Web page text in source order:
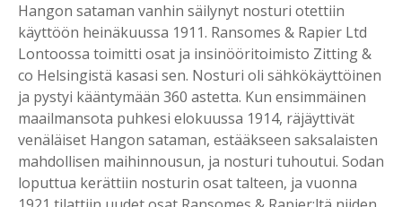
Hangon sataman vanhin säilynyt nosturi otettiin
käyttöön heinäkuussa 1911. Ransomes & Rapier Ltd
Lontoossa toimitti osat ja insinööritoimisto Zitting &
co Helsingistä kasasi sen. Nosturi oli sähkökäyttöinen
ja pystyi kääntymään 360 astetta. Kun ensimmäinen
maailmansota puhkesi elokuussa 1914, räjäyttivät
venäläiset Hangon sataman, estääkseen saksalaisten
mahdollisen maihinnousun, ja nosturi tuhoutui. Sodan
loputtua kerättiin nosturin osat talteen, ja vuonna